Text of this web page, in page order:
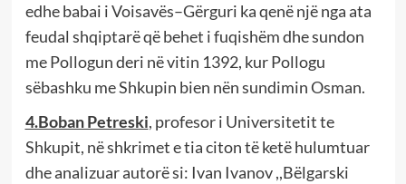
edhe babai i Voisavës–Gërguri ka qenë një nga ata
feudal shqiptarë që behet i fuqishëm dhe sundon
me Pollogunderi në vitin 1392, kur Pollogu
sëbashku meShkupin bien nën sundimin Osman.
4.Boban Petreski, profesor i Universitetit te
Shkupit, në shkrimet e tia citon të ketë hulumtuar
dhe analizuar autorë si: Ivan Ivanov ,,Bëlgarski